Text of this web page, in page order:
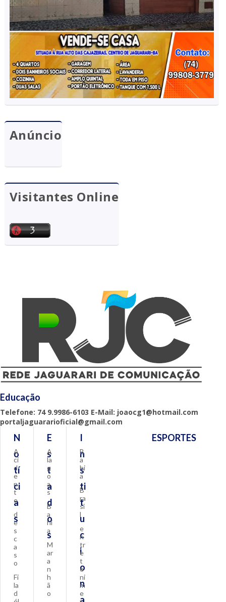
Anúncio
Visitantes Online
Educação
Telefone: 74 9.9986-6103 E-Mail: joaocg1@hotmail.com
portaljaguararioficial@gmail.com
N
o
tí
ci
a
s
A
ci
d
e
n
t
e
d
e
s
c
a
s
o
Fi
la
d
E
s
t
a
d
o
s
A
la
g
o
a
s
B
a
hi
a
M
ar
a
n
h
ã
o
I
n
s
ti
t
u
c
i
o
n
a
B
a
hi
a
B
ra
si
l
e
n
tr
e
t
e
ni
m
e
ESPORTES